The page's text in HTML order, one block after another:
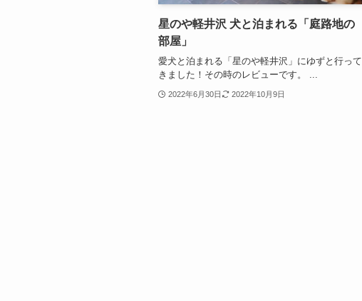
星のや軽井沢 犬と泊まれる「庭路地の
部屋」
愛犬と泊まれる「星のや軽井沢」にゆずと行って
きました！その時のレビューです。 ...
2022年6月30日 2022年10月9日